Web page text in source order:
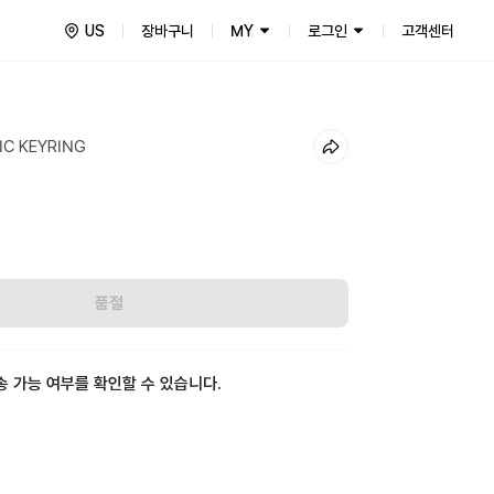
US 장바구니 MY 로그인 고객센터
KEYRING
품절
가능 여부를 확인할 수 있습니다.